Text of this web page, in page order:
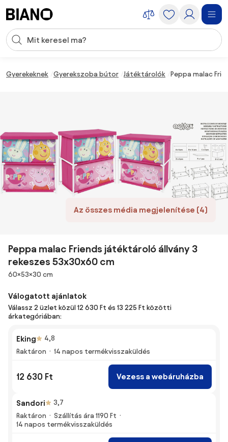
Keresési bevitel
Gyerekeknek Gyerekszoba bútor Játéktárolók Peppa malac
Az összes média megjelenítése (4)
Peppa malac Friends játéktároló állvány 3
rekeszes 53x30x60 cm
Méretek
60×53×30 cm
Válogatott ajánlatok
Válassz 2 üzlet közül 12 630 Ft és 13 225 Ft közötti
árkategóriában:
Eking
4,8
Raktáron
14 napos termékvisszaküldés
12 630 Ft Vezess a webáruházba
Sandori
3,7
Raktáron
Szállítás ára 1190 Ft
14 napos termékvisszaküldés